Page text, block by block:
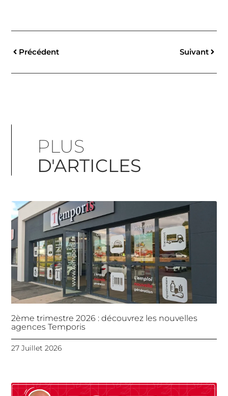
Précédent Suivant
PLUS
D'ARTICLES
2ème trimestre 2026 : découvrez les nouvelles
agences Temporis
27 Juillet 2026